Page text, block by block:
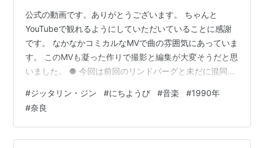
公式の動画です。ありがとうございます。 ちゃんと
YouTubeで観れるようにしていただいていることに感謝
です。 なかなかコミカルなMVで曲の雰囲気にあっていま
す。 このMVも凝った作りで撮影と編集が大変そうだと思
いました。 ● 今回は前回のリンドバーグと未だに混同し
「にちようび」です。 リリースが、1990年6月。同年9
月にリリースされたアルバム「パンチアウト」に収録さ
れています。 関西のテレビ番組だったか、最近「ラリル
レリ…」のフレーズだけ使われているテレビ番組があり
#ジッタリン・ジン #にちようび #音楽 #1990年
#奈良